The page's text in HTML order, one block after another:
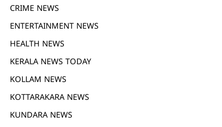
CRIME NEWS
ENTERTAINMENT NEWS
HEALTH NEWS
KERALA NEWS TODAY
KOLLAM NEWS
KOTTARAKARA NEWS
KUNDARA NEWS